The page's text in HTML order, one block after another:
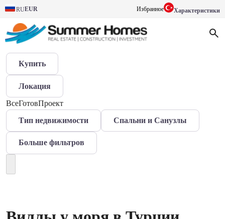
RUEUR Избранное Характеристики
Купить
Локация
ВсеГотовПроект
Тип недвижимости Спальни и Санузлы
Больше фильтров